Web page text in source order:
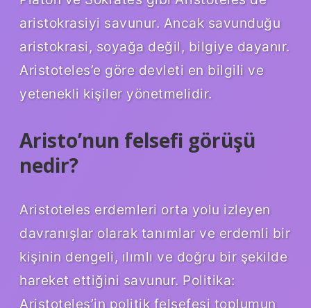
aristokrasiyi savunur. Ancak savunduğu
aristokrasi, soyağa değil, bilgiye dayanır.
Aristoteles’e göre devleti en bilgili ve
yetenekli kişiler yönetmelidir.
Aristo’nun felsefi görüşü
nedir?
Aristoteles erdemleri orta yolu izleyen
davranışlar olarak tanımlar ve erdemli bir
kişinin dengeli, ılımlı ve doğru bir şekilde
hareket ettiğini savunur. Politika:
Aristoteles’in politik felsefesi toplumun